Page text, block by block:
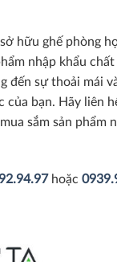
hữu ghế phòng
nhập khẩu
đến sự thoải mái
của bạn. Hãy liên
sắm sản phẩm
hoặc